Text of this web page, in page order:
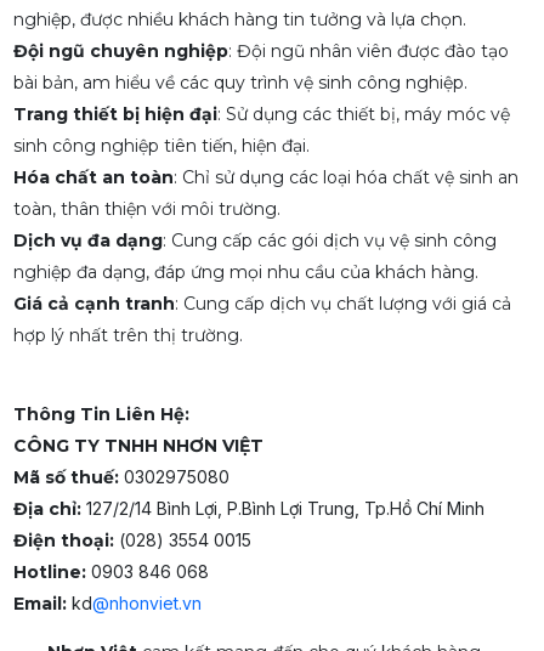
nghiệp, được nhiều khách hàng tin tưởng và lựa chọn.
Đội ngũ chuyên nghiệp: Đội ngũ nhân viên được đào tạo
bài bản, am hiểu về các quy trình vệ sinh công nghiệp.
Trang thiết bị hiện đại: Sử dụng các thiết bị, máy móc vệ
sinh công nghiệp tiên tiến, hiện đại.
Hóa chất an toàn: Chỉ sử dụng các loại hóa chất vệ sinh an
toàn, thân thiện với môi trường.
Dịch vụ đa dạng: Cung cấp các gói dịch vụ vệ sinh công
nghiệp đa dạng, đáp ứng mọi nhu cầu của khách hàng.
Giá cả cạnh tranh: Cung cấp dịch vụ chất lượng với giá cả
hợp lý nhất trên thị trường.
Thông Tin Liên Hệ:
CÔNG TY TNHH NHƠN VIỆT
Mã số thuế:0302975080
Địa chỉ:127/2/14 Bình Lợi, P.Bình Lợi Trung, Tp.Hồ Chí Minh
Điện thoại:(028) 3554 0015
Hotline:0903 846 068
Email:kd@nhonviet.vn